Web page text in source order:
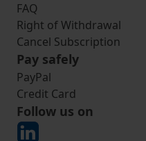
FAQ
Right of Withdrawal
Cancel Subscription
Pay safely
PayPal
Credit Card
Follow us on